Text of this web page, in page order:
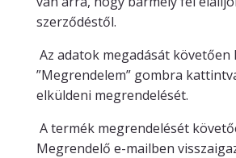
szerződéstől.
Az adatok megadását követően
”Megrendelem” gombra
elküldeni megrendelését.
A termék megrendelését
Megrendelő e-mailben